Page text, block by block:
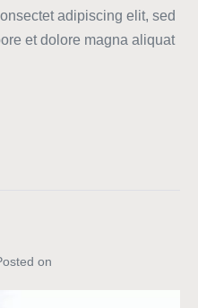
adipiscing elit, sed
et dolore magna aliquat
Posted on